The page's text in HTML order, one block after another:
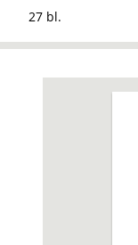
27 bl.